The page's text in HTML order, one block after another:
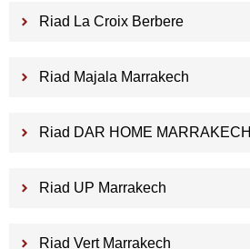
Riad La Croix Berbere
Riad Majala Marrakech
Riad DAR HOME MARRAKECH
Riad UP Marrakech
Riad Vert Marrakech